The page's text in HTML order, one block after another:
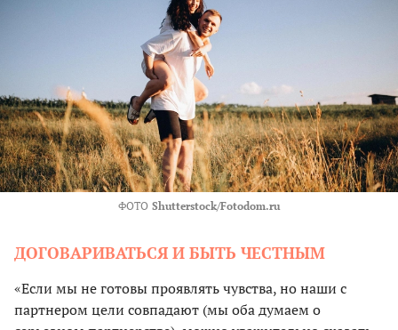
ФОТО Shutterstock/Fotodom.ru
ДОГОВАРИВАТЬСЯ И БЫТЬ ЧЕСТНЫМ
«Если мы не готовы проявлять чувства, но наши с
партнером цели совпадают (мы оба думаем о